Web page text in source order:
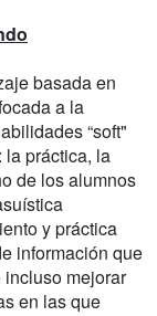
basada en
a la
“soft"
la práctica, la
de los alumnos
y práctica
información que
mejorar
en las que